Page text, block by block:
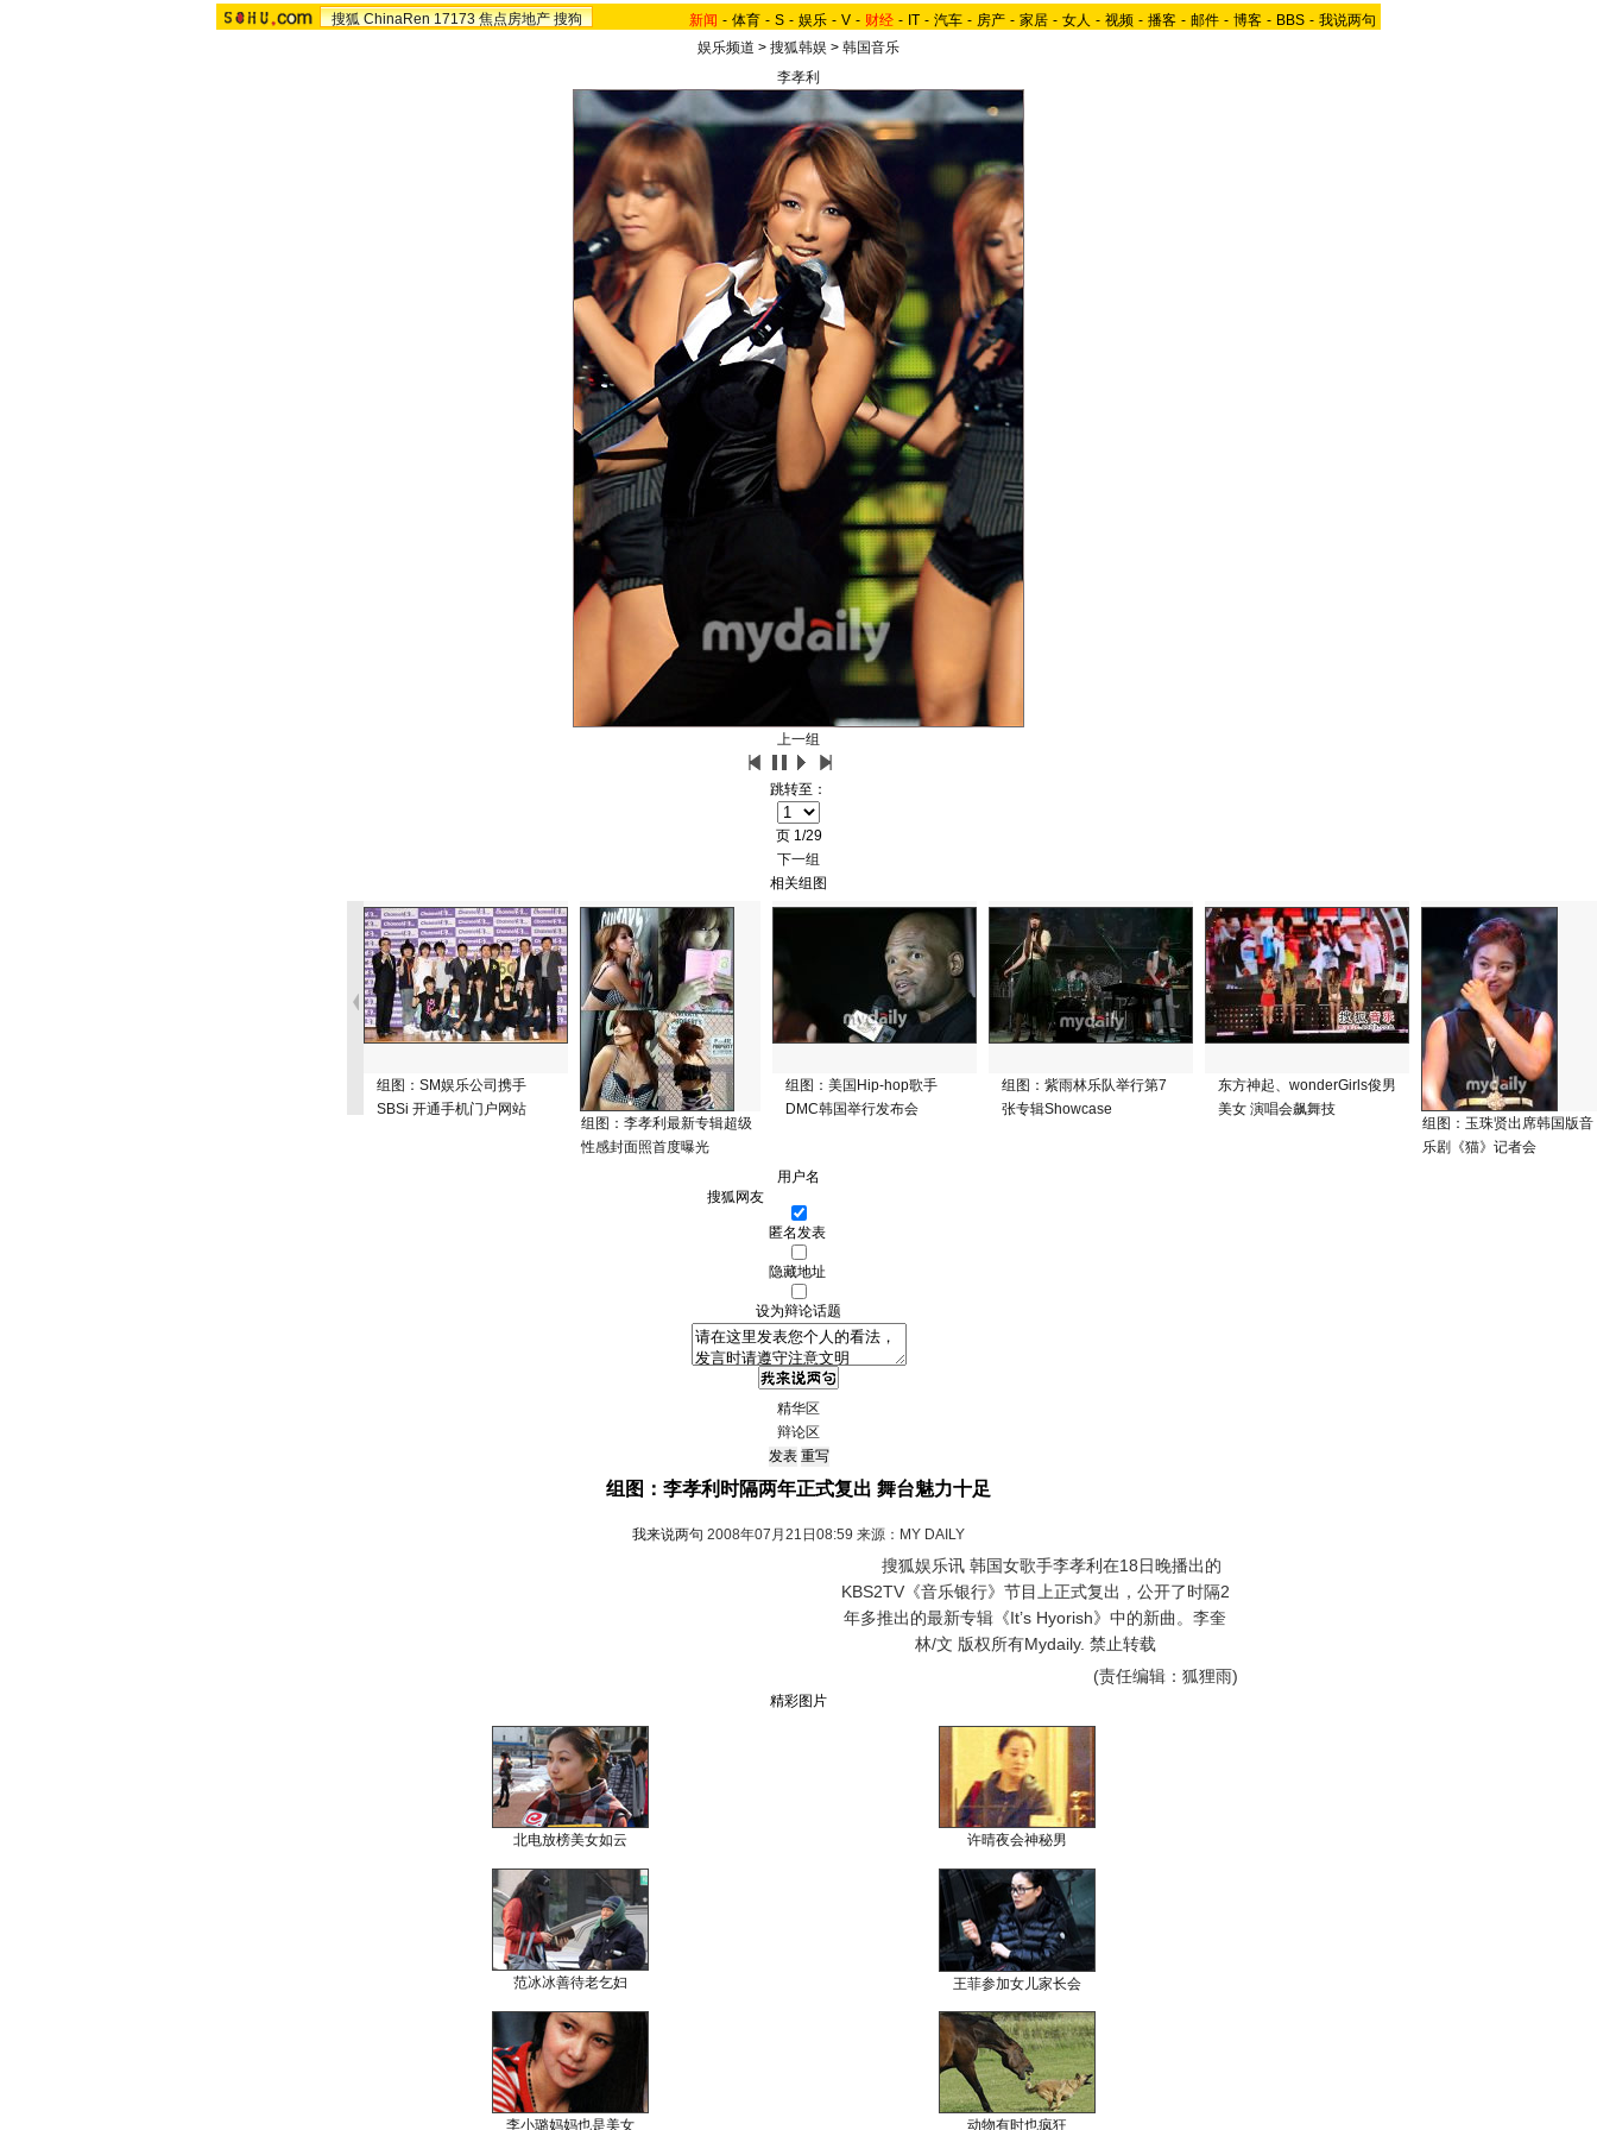
搜狐 ChinaRen 17173 焦点房地产 搜狗 新闻 - 体育 - S - 娱乐 - V - 财经 - IT - 汽车 - 房产 - 家居 - 女人 - 视频 - 播客 - 邮件 - 博客 - BBS - 我说两句
娱乐频道 > 搜狐韩娱 > 韩国音乐
李孝利
上一组
跳转至：
页 1/29
下一组
相关组图
组图：SM娱乐公司携手
SBSi 开通手机门户网站
组图：李孝利最新专辑超级
性感封面照首度曝光
组图：美国Hip-hop歌手
DMC韩国举行发布会
组图：紫雨林乐队举行第7
张专辑Showcase
东方神起、wonderGirls俊男
美女 演唱会飙舞技
组图：玉珠贤出席韩国版音
乐剧《猫》记者会
用户名
匿名发表
隐藏地址
设为辩论话题
精华区
辩论区
组图：李孝利时隔两年正式复出 舞台魅力十足
我来说两句 2008年07月21日08:59 来源：MY DAILY
搜狐娱乐讯 韩国女歌手李孝利在18日晚播出的
KBS2TV《音乐银行》节目上正式复出，公开了时隔2
年多推出的最新专辑《It’s Hyorish》中的新曲。李奎
林/文 版权所有Mydaily. 禁止转载
(责任编辑：狐狸雨)
精彩图片
北电放榜美女如云 许晴夜会神秘男
范冰冰善待老乞妇 王菲参加女儿家长会
李小璐妈妈也是美女 动物有时也疯狂